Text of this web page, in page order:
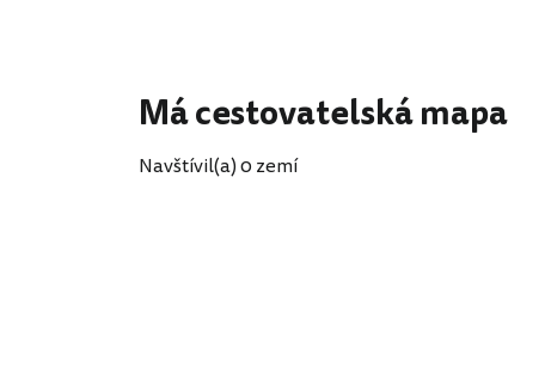
Má cestovatelská mapa
Navštívil(a) 0 zemí